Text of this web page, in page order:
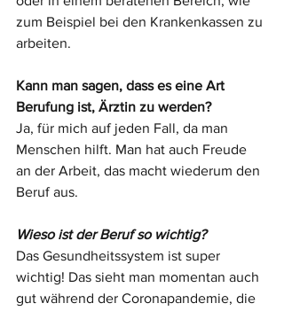
zum Beispiel bei den Krankenkassen zu
arbeiten.
Kann man sagen, dass es eine Art
Berufung ist, Ärztin zu werden?
Ja, für mich auf jeden Fall, da man
Menschen hilft. Man hat auch Freude
an der Arbeit, das macht wiederum den
Beruf aus.
Wieso ist der Beruf so wichtig?
Das Gesundheitssystem ist super
wichtig! Das sieht man momentan auch
gut während der Coronapandemie, die